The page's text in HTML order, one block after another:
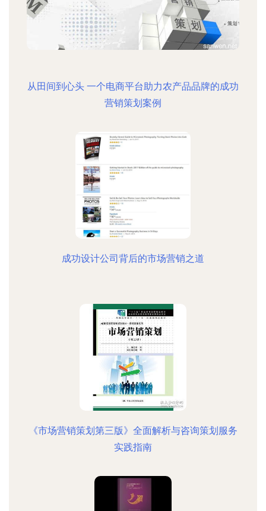
从田间到心头 一个电商平台助力农产品品牌的成功
营销策划案例
成功设计公司背后的市场营销之道
《市场营销策划第三版》全面解析与咨询策划服务
实践指南